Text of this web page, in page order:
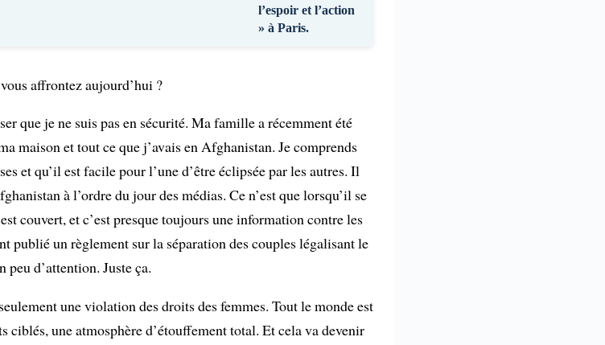
l’espoir et l’action
» à Paris.
affrontez aujourd’hui ?
que je ne suis pas en sécurité. Ma famille a récemment été
maison et tout ce que j’avais en Afghanistan. Je comprends
et qu’il est facile pour l’une d’être éclipsée par les autres. Il
à l’ordre du jour des médias. Ce n’est que lorsqu’il se
couvert, et c’est presque toujours une information contre les
publié un règlement sur la séparation des couples légalisant le
peu d’attention. Juste ça.
une violation des droits des femmes. Tout le monde est
ciblés, une atmosphère d’étouffement total. Et cela va devenir